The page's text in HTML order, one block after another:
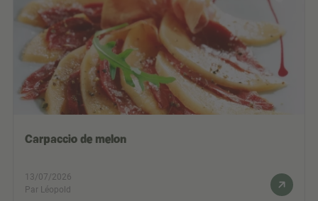
Carpaccio de melon
13/07/2026
Par Léopold